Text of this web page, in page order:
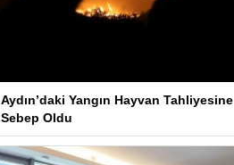
Aydın’daki Yangın Hayvan Tahliyesine
Sebep Oldu